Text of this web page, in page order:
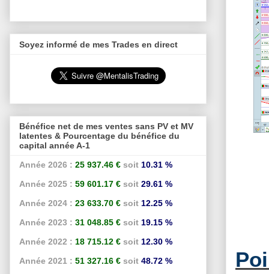
Soyez informé de mes Trades en direct
Bénéfice net de mes ventes sans PV et MV
latentes & Pourcentage du bénéfice du
capital année A-1
Année 2026 : 25 937.46 € soit 10.31 %
Année 2025 : 59 601.17 € soit 29.61 %
Année 2024 : 23 633.70 € soit 12.25 %
Année 2023 : 31 048.85 € soit 19.15 %
Année 2022 : 18 715.12 € soit 12.30 %
Année 2021 : 51 327.16 € soit 48.72 %